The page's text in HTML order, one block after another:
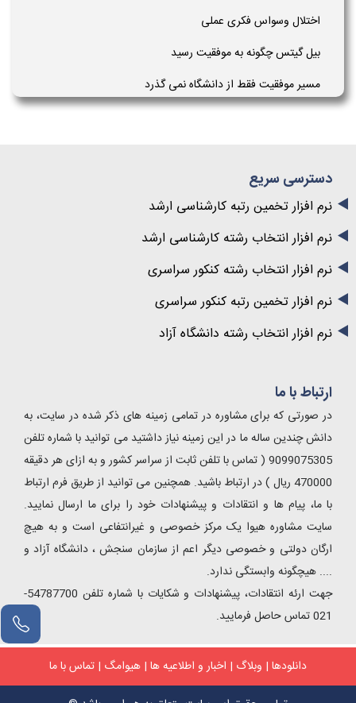
اختلال وسواس فکری عملی
بیل گیتس چگونه به موفقیت رسید
مسیر موفقیت فقط از دانشگاه نمی گذرد
دسترسی سریع
نرم افزار تخمین رتبه کارشناسی ارشد
نرم افزار انتخاب رشته کارشناسی ارشد
نرم افزار انتخاب رشته کنکور سراسری
نرم افزار تخمین رتبه کنکور سراسری
نرم افزار انتخاب رشته دانشگاه آزاد
ارتباط با ما
در صورتی که برای مشاوره در تمامی زمینه های ذکر شده در سایت، به
دانش چندین ساله ما در این زمینه نیاز داشتید می توانید با شماره تلفن
9099075305 ( تماس با تلفن ثابت از سراسر کشور و به ازای هر دقیقه
470000 ریال ) در ارتباط باشید. همچنین می توانید از طریق فرم ارتباط
با ما، پیام ها و انتقادات و پیشنهادات خود را برای ما ارسال نمایید.
سایت مشاوره هیوا یک مرکز خصوصی و غیرانتفاعی است و به هیچ
ارگان دولتی و خصوصی دیگر اعم از سازمان سنجش ، دانشگاه آزاد و
.... هیچگونه وابستگی ندارد.
جهت ارئه انتقادات، پیشنهادات و شکایات با شماره تلفن 54787700-
021 تماس حاصل فرمایید.
دانلودها | وبلاگ | اخبار و اطلاعیه ها | هیوامگ | تماس با ما